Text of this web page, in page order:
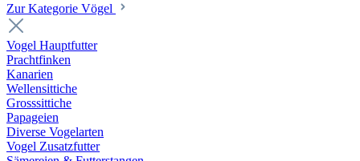
Zur Kategorie Vögel
Vogel Hauptfutter
Prachtfinken
Kanarien
Wellensittiche
Grosssittiche
Papageien
Diverse Vogelarten
Vogel Zusatzfutter